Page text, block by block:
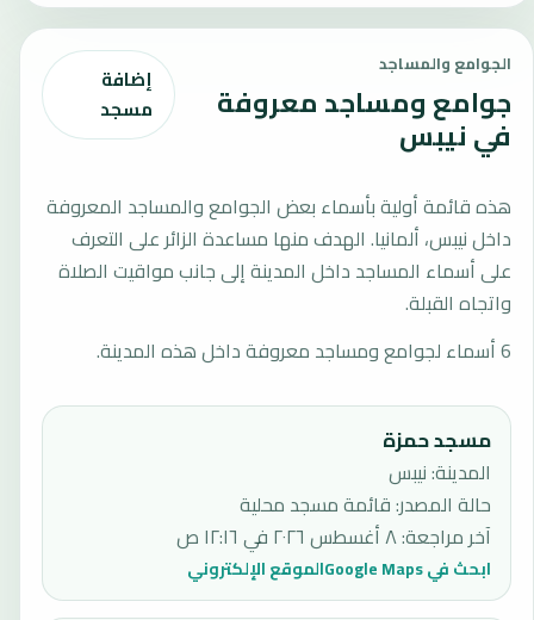
الجوامع والمساجد
جوامع ومساجد معروفة
في نيبس
إضافة
مسجد
هذه قائمة أولية بأسماء بعض الجوامع والمساجد المعروفة
داخل نيبس، ألمانيا. الهدف منها مساعدة الزائر على التعرف
على أسماء المساجد داخل المدينة إلى جانب مواقيت الصلاة
واتجاه القبلة.
6 أسماء لجوامع ومساجد معروفة داخل هذه المدينة.
مسجد حمزة
المدينة: نيبس
حالة المصدر:قائمة مسجد محلية
آخر مراجعة:٨ أغسطس ٢٠٢٦ في ١٢:١٦ ص
ابحث في Google Maps الموقع الإلكتروني